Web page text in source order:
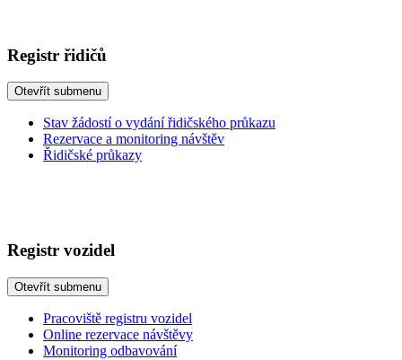
Registr řidičů
Otevřít submenu
Stav žádostí o vydání řidičského průkazu
Rezervace a monitoring návštěv
Řidičské průkazy
Registr vozidel
Otevřít submenu
Pracoviště registru vozidel
Online rezervace návštěvy
Monitoring odbavování